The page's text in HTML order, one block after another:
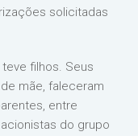
solicitadas
filhos. Seus
mãe, faleceram
entre
do grupo